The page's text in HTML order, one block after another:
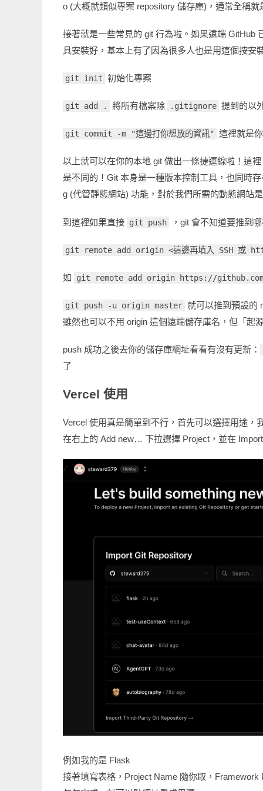
o (大概就類似專案 repository 儲存庫)，通常全稱
接著就是一些常見的 git 行為啦。如果遠端 GitHub
具安裝好，基本上有了因為很多人也是用這個按安
git init 初始化專案
git add . 將所有檔案除 .gitignore 提到的以
git commit -m "這邊打你想放的資訊" 這裡就是
以上就可以在你的本地 git 做出一條捷運線啦！這
是不同的！Git 本身是一種版本控制工具，也同時
g (代管靜態網站) 功能，對於我們所需的動態網站
到這裡如果直接 git push ，git 會不知道要推到
git remote add origin <這邊再填入 SSH 或
如 git remote add origin https://
git push -u origin master 就可以推到預設的
雖然也可以不用 origin 這個遠端儲存庫名，但「起
push 成功之後去你的儲存庫網址看看有沒有更新：
了
Vercel 使用
Vercel 使用真是簡單到不行，首先可以選擇用途，
在右上的 Add new… 下拉選擇 Project，並在
例如我的是 Flask
接著填寫表格，Project Name 隨你取，